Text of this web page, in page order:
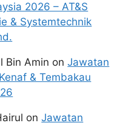
2026 – AT&S
& Systemtechnik
Bin Amin onJawatan
& Tembakau
onJawatan